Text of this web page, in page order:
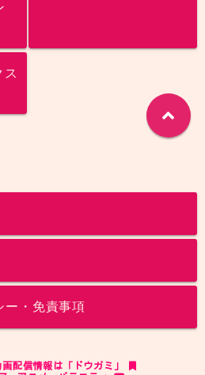
ス
ー・免責事項
配信情報は「ドウガミ」